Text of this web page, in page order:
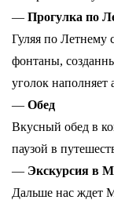
—Прогулка по
Гуляя по Летнему
фонтаны,
уголок наполняет
—Обед
Вкусный обед в
паузой в
— Экскурсия в
Дальше нас ждет